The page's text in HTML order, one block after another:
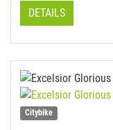
DETAILS
Citybike